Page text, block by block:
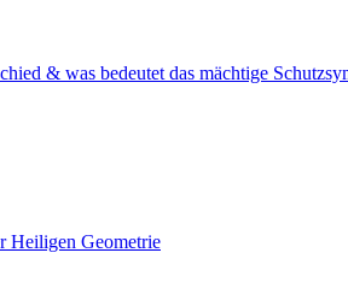
& was bedeutet das mächtige
Heiligen Geometrie